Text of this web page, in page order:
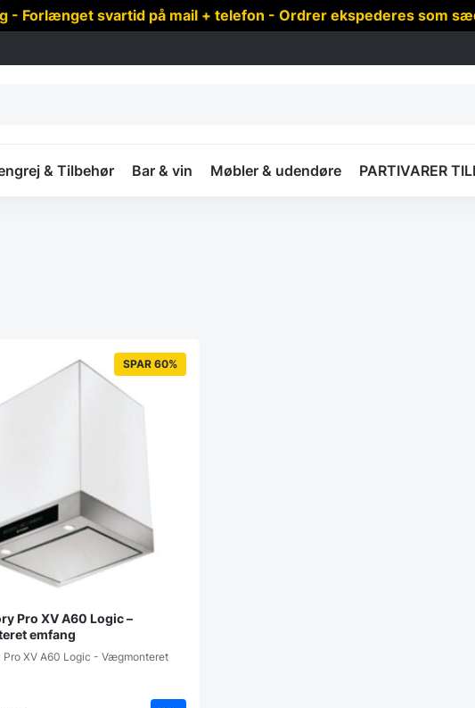
- Forlænget svartid på mail + telefon - Ordrer ekspederes som
& Tilbehør Bar & vin Møbler & udendøre PARTIVARER
SPAR 60%
Pro XV A60 Logic –
emfang
Pro XV A60 Logic - Vægmonteret